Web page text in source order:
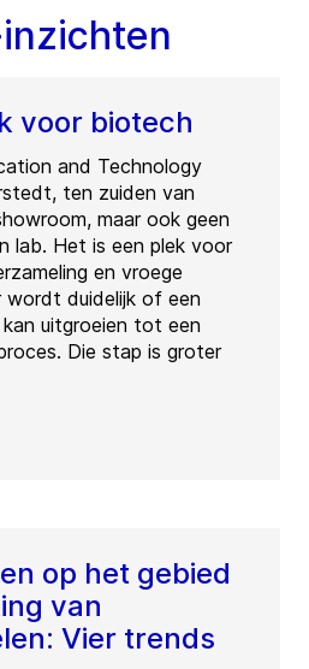
voor biotech
and Technology
ten zuiden van
maar ook geen
lab. Het is een plek voor
en vroege
wordt duidelijk of een
uitgroeien tot een
Die stap is groter
op het gebied
van
Vier trends